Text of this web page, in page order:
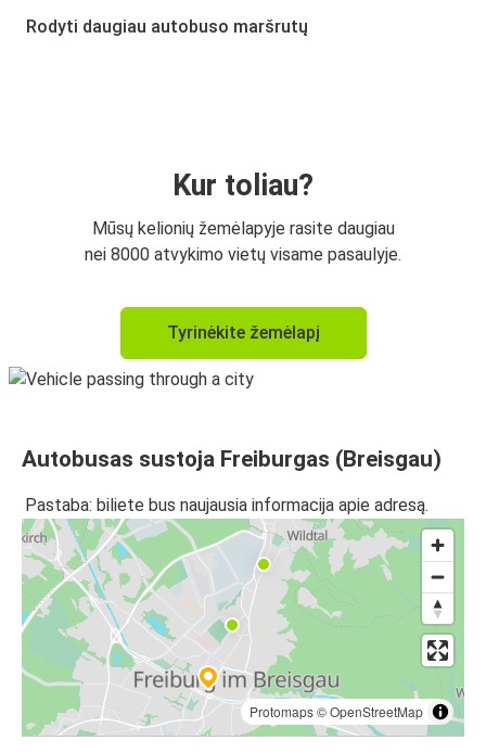
Freiburgas (Breisgau)
Freiburgas (Breisgau)
Frankfurtas
Ciurichas
Freiburgas (Breisgau)
Freiburgas (Breisgau)
Freiburgas (Breisgau)
Kelnas
Freiburgas (Breisgau)
Ciuricho oro uostas
Frankfurto oro uostas (FRA)
Freiburgas (Breisgau)
Kelnas
Freiburgas (Breisgau)
Rodyti daugiau autobuso maršrutų
Kur toliau?
Mūsų kelionių žemėlapyje rasite daugiau
nei 8000 atvykimo vietų visame pasaulyje.
Tyrinėkite žemėlapį
Autobusas sustoja Freiburgas (Breisgau)
Pastaba: biliete bus naujausia informacija apie adresą.
Protomaps©OpenStreetMap